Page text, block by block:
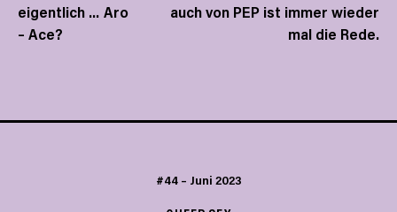
eigentlich … Aro
– Ace?
auch von PEP ist immer wieder
mal die Rede.
#44– Juni 2023